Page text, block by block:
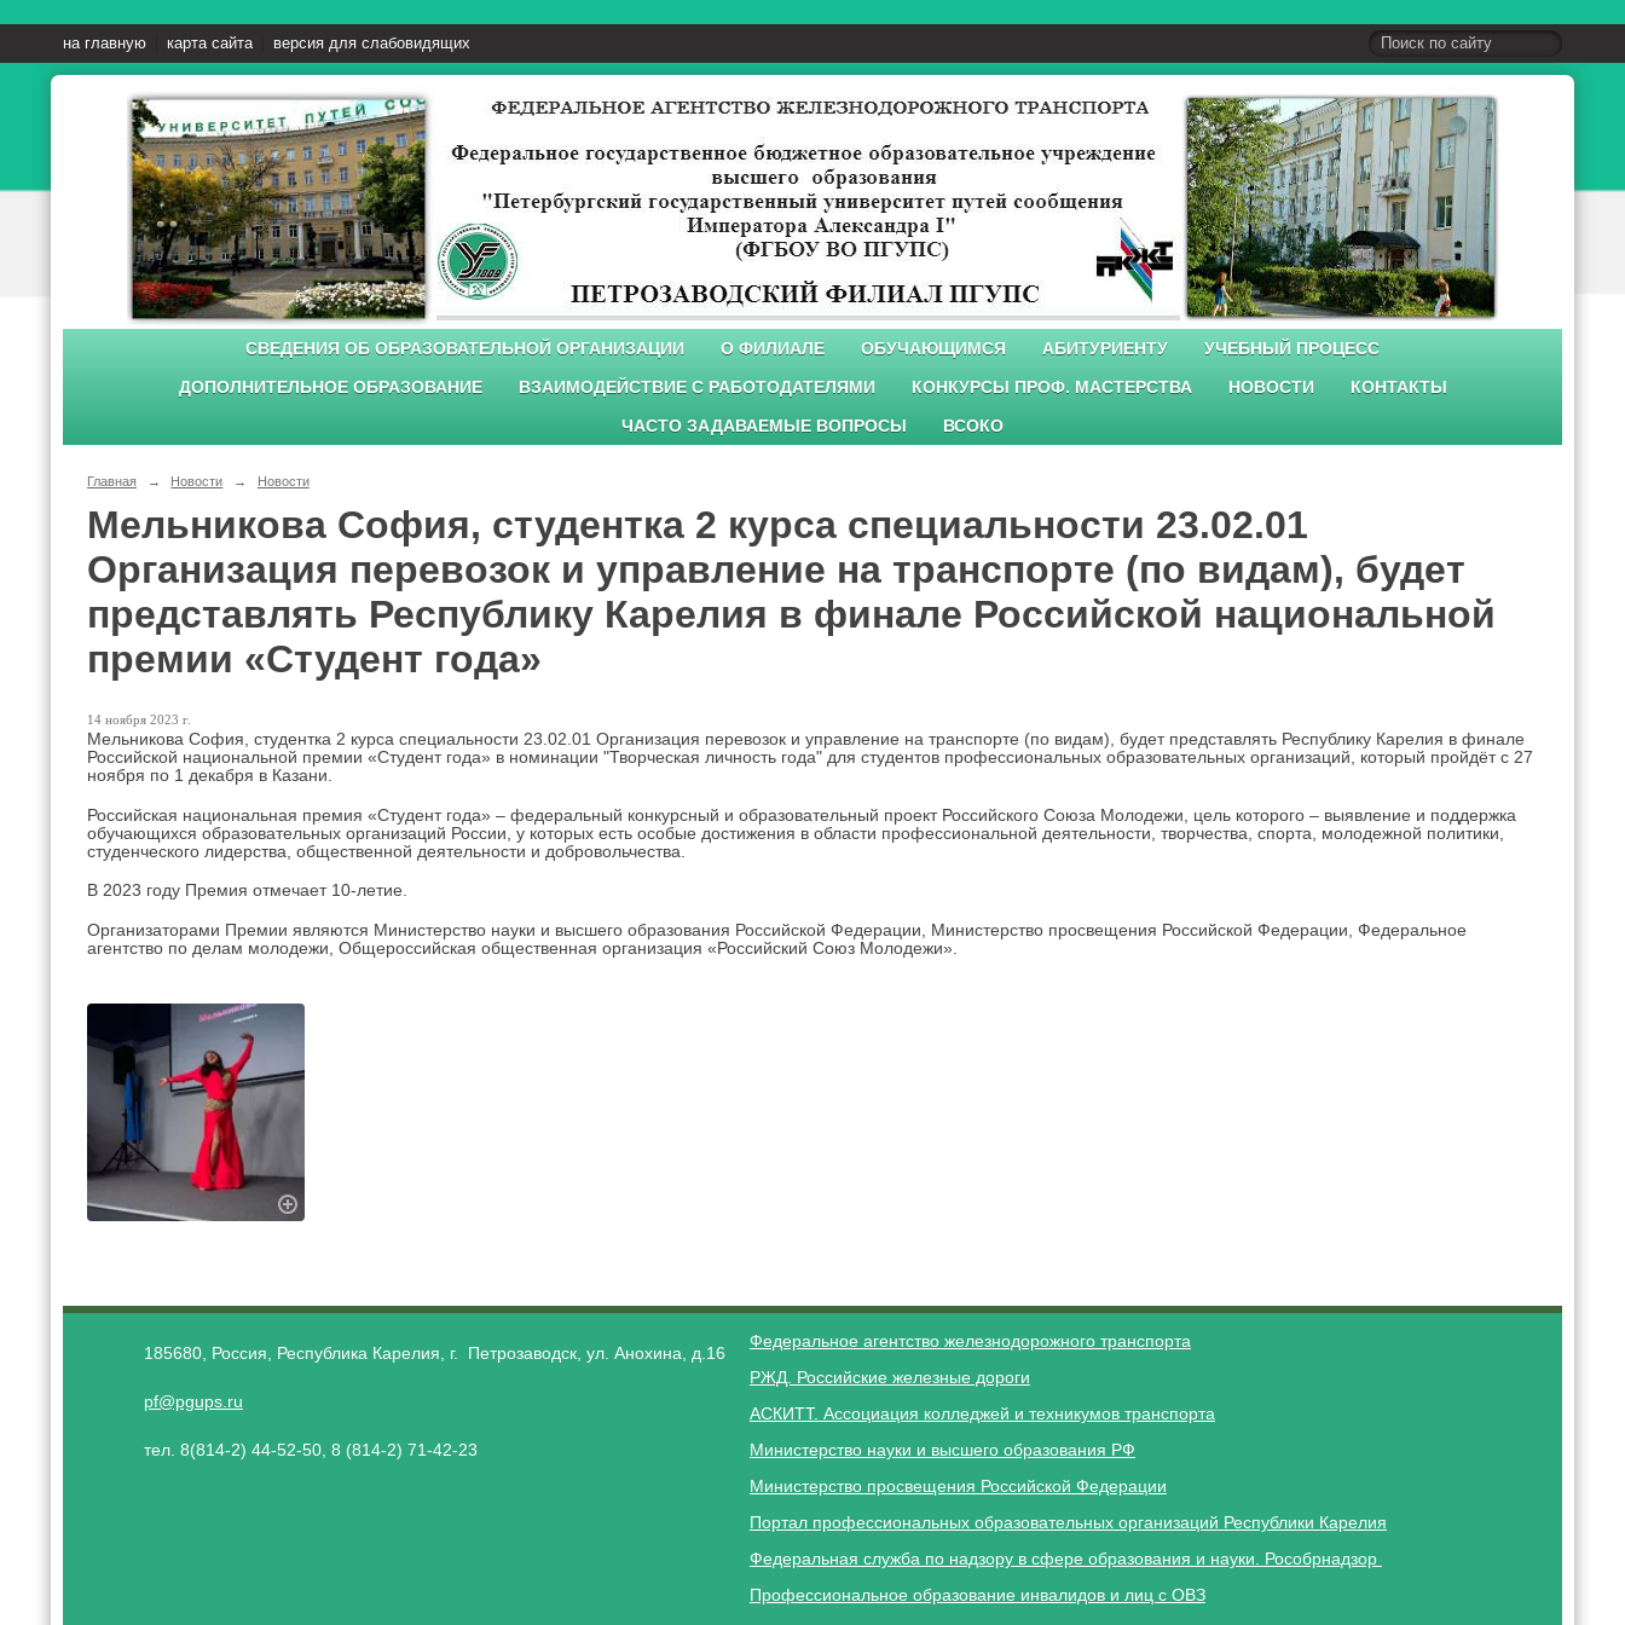
на главную карта сайта версия для слабовидящих
СВЕДЕНИЯ ОБ ОБРАЗОВАТЕЛЬНОЙ ОРГАНИЗАЦИИ О ФИЛИАЛЕ ОБУЧАЮЩИМСЯ АБИТУРИЕНТУ УЧЕБНЫЙ ПРОЦЕСС
ДОПОЛНИТЕЛЬНОЕ ОБРАЗОВАНИЕ ВЗАИМОДЕЙСТВИЕ С РАБОТОДАТЕЛЯМИ КОНКУРСЫ ПРОФ. МАСТЕРСТВА НОВОСТИ КОНТАКТЫ
ЧАСТО ЗАДАВАЕМЫЕ ВОПРОСЫ ВСОКО
Главная → Новости → Новости
Мельникова София, студентка 2 курса специальности 23.02.01
Организация перевозок и управление на транспорте (по видам), будет
представлять Республику Карелия в финале Российской национальной
премии «Студент года»
14 ноября 2023 г.
Мельникова София, студентка 2 курса специальности 23.02.01 Организация перевозок и управление на транспорте (по видам), будет представлять Республику Карелия в финале
Российской национальной премии «Студент года» в номинации "Творческая личность года" для студентов профессиональных образовательных организаций, который пройдёт с 27
ноября по 1 декабря в Казани.
Российская национальная премия «Студент года» – федеральный конкурсный и образовательный проект Российского Союза Молодежи, цель которого – выявление и поддержка
обучающихся образовательных организаций России, у которых есть особые достижения в области профессиональной деятельности, творчества, спорта, молодежной политики,
студенческого лидерства, общественной деятельности и добровольчества.
В 2023 году Премия отмечает 10-летие.
Организаторами Премии являются Министерство науки и высшего образования Российской Федерации, Министерство просвещения Российской Федерации, Федеральное
агентство по делам молодежи, Общероссийская общественная организация «Российский Союз Молодежи».
185680, Россия, Республика Карелия, г. Петрозаводск, ул. Анохина, д.16
Федеральное агентство железнодорожного транспорта
РЖД. Российские железные дороги
АСКИТТ. Ассоциация колледжей и техникумов транспорта
Министерство науки и высшего образования РФ
Министерство просвещения Российской Федерации
Портал профессиональных образовательных организаций Республики Карелия
Федеральная служба по надзору в сфере образования и науки. Рособрнадзор
Профессиональное образование инвалидов и лиц с ОВЗ
pf@pgups.ru
тел. 8(814-2) 44-52-50, 8 (814-2) 71-42-23